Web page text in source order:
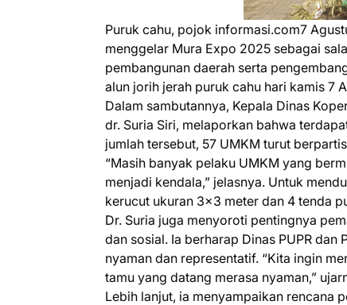
Puruk cahu, pojok informasi.com7
menggelar Mura Expo 2025 sebagai
pembangunan daerah serta
alun jorih jerah puruk cahu hari kamis 7
Dalam sambutannya, Kepala Dinas
dr. Suria Siri, melaporkan bahwa
jumlah tersebut, 57 UMKM turut
“Masih banyak pelaku UMKM yang
menjadi kendala,” jelasnya. Untuk
kerucut ukuran 3x3 meter dan 4 tenda
Dr. Suria juga menyoroti pentingnya
dan sosial. Ia berharap Dinas PUPR
nyaman dan representatif. “Kita ingin
tamu yang datang merasa nyaman,”
Lebih lanjut, ia menyampaikan rencana